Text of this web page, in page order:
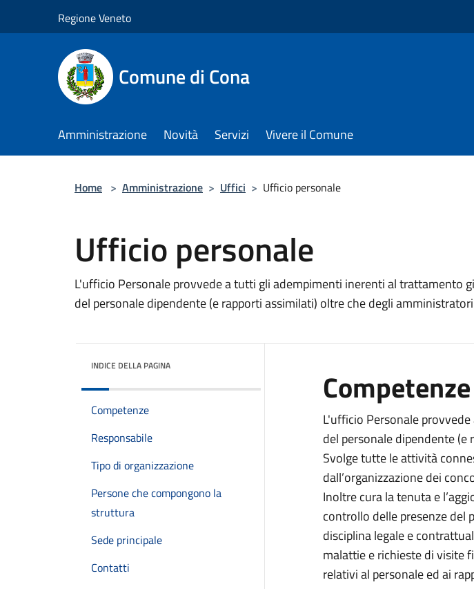
Regione Veneto
Comune di Cona
Amministrazione Novità Servizi Vivere il Comune
Home > Amministrazione > Uffici > Ufficio personale
Ufficio personale
L'ufficio Personale provvede a tutti gli adempimenti inerenti al trattamento
del personale dipendente (e rapporti assimilati) oltre che degli
INDICE DELLA PAGINA
Competenze
Responsabile
Tipo di organizzazione
Persone che compongono la
struttura
Sede principale
Contatti
Competenze
L'ufficio Personale
del personale dipendente
Svolge tutte le attività
dall’organizzazione dei
Inoltre cura la tenuta e
controllo delle presenze del
disciplina legale e
malattie e richieste di visite
relativi al personale ed ai